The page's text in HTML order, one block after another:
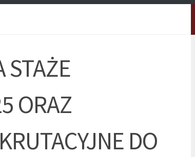
STAŻE
ORAZ
DO